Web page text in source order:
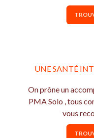
UNE SANTÉ
On prône un
PMA Solo , tous
vous